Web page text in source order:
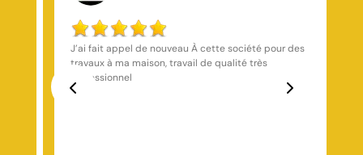
J’ai fait appel à Toiture Marchal (M. Marchal) pour le
remplacement complet de ma toiture et la pose d’un
isolant sous-tuile — résultat impec : réactivité
exemplaire, travail soigné et réalisé dans les règles de